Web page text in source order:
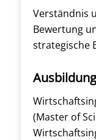
Verständnis
Bewertung
strategische
(Master of